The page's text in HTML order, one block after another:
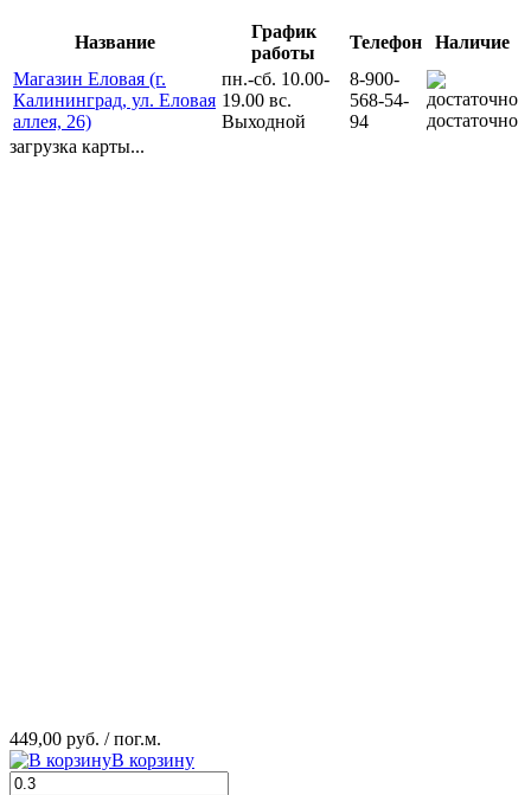
Название
График
работы
Телефон
Наличие
Магазин Еловая (г.
Калининград, ул. Еловая
аллея, 26)
пн.-сб. 10.00-
19.00 вс.
Выходной
8-900-
568-54-
94
достаточно
загрузка карты...
449,00 руб. / пог.м.
В корзину